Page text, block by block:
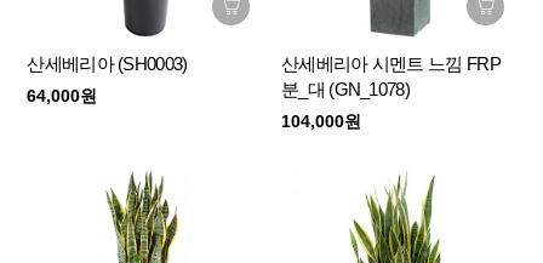
산세베리아 (SH0003)
64,000원
산세베리아 시멘트 느낌 FRP
분_대 (GN_1078)
104,000원